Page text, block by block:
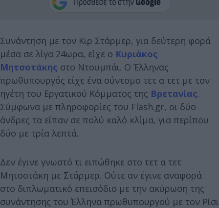
Συνάντηση με τον Κιρ Στάρμερ, για δεύτερη φορά
μέσα σε λίγα 24ωρα, είχε ο Κυριάκος
Μητσοτάκης στο Ντουμπάι. Ο Έλληνας
πρωθυπουργός είχε ένα σύντομο τετ α τετ με τον
ηγέτη του Εργατικού Κόμματος της Βρετανίας.
Σύμφωνα με πληροφορίες του Flash.gr, οι δύο
άνδρες τα είπαν σε πολύ καλό κλίμα, για περίπου
δύο με τρία λεπτά.
Δεν έγινε γνωστό τι ειπώθηκε στο τετ α τετ
Μητσοτάκη με Στάρμερ. Ούτε αν έγινε αναφορά
στο διπλωματικό επεισόδιο με την ακύρωση της
συνάντησης του Έλληνα πρωθυπουργού με τον Ρίσι